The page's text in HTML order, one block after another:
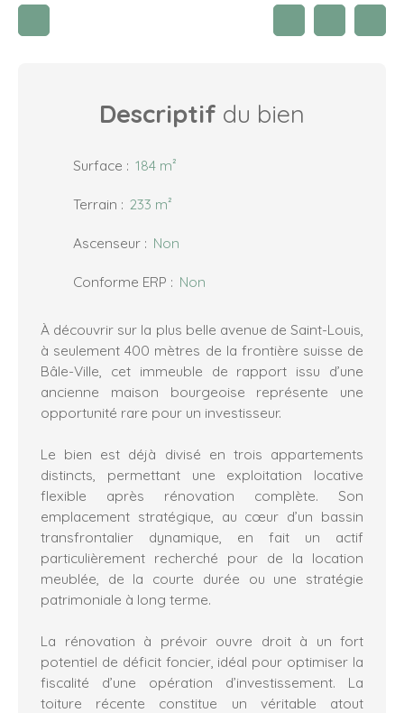
Descriptif du bien
Surface : 184 m²
Terrain : 233 m²
Ascenseur : Non
Conforme ERP : Non
À découvrir sur la plus belle avenue de Saint-Louis,
à seulement 400 mètres de la frontière suisse de
Bâle-Ville, cet immeuble de rapport issu d’une
ancienne maison bourgeoise représente une
opportunité rare pour un investisseur.
Le bien est déjà divisé en trois appartements
distincts, permettant une exploitation locative
flexible après rénovation complète. Son
emplacement stratégique, au cœur d’un bassin
transfrontalier dynamique, en fait un actif
particulièrement recherché pour de la location
meublée, de la courte durée ou une stratégie
patrimoniale à long terme.
La rénovation à prévoir ouvre droit à un fort
potentiel de déficit foncier, idéal pour optimiser la
fiscalité d’une opération d’investissement. La
toiture récente constitue un véritable atout